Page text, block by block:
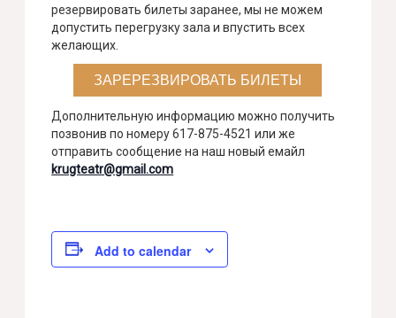
резервировать билеты заранее, мы не можем
допустить перегрузку зала и впустить всех
желающих.
ЗАРЕРЕЗВИРОВАТЬ БИЛЕТЫ
Дополнительную информацию можно получить
позвонив по номеру 617-875-4521 или же
отправить сообщение на наш новый емайл
krugteatr@gmail.com
Add to calendar